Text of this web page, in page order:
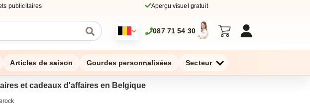
publicitaires Aperçu visuel gratuit
087 71 54 30
Articles de saison Gourdes personnalisées Secteur
et cadeaux d'affaires en Belgique